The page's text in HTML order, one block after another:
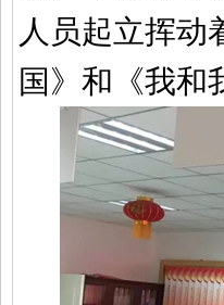
人员起立挥动
国》和《我和